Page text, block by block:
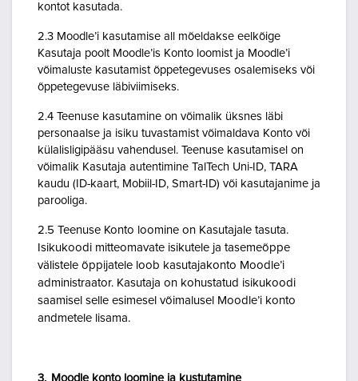
kontot kasutada.
2.3 Moodle’i kasutamise all mõeldakse eelkõige
Kasutaja poolt Moodle’is Konto loomist ja Moodle’i
võimaluste kasutamist õppetegevuses osalemiseks või
õppetegevuse läbiviimiseks.
2.4 Teenuse kasutamine on võimalik üksnes läbi
personaalse ja isiku tuvastamist võimaldava Konto või
külalisligipääsu vahendusel. Teenuse kasutamisel on
võimalik Kasutaja autentimine TalTech Uni-ID, TARA
kaudu (ID-kaart, Mobiil-ID, Smart-ID) või kasutajanime ja
parooliga.
2.5 Teenuse Konto loomine on Kasutajale tasuta.
Isikukoodi mitteomavate isikutele ja tasemeõppe
välistele õppijatele loob kasutajakonto Moodle’i
administraator. Kasutaja on kohustatud isikukoodi
saamisel selle esimesel võimalusel Moodle’i konto
andmetele lisama.
3. Moodle konto loomine ja kustutamine